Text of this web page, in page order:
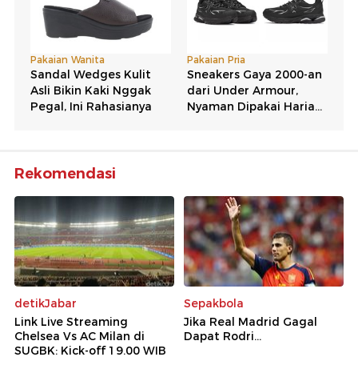
Rekomendasi
detikJabar
Link Live Streaming
Chelsea Vs AC Milan di
SUGBK: Kick-off 19.00 WIB
Sepakbola
Jika Real Madrid Gagal
Dapat Rodri...